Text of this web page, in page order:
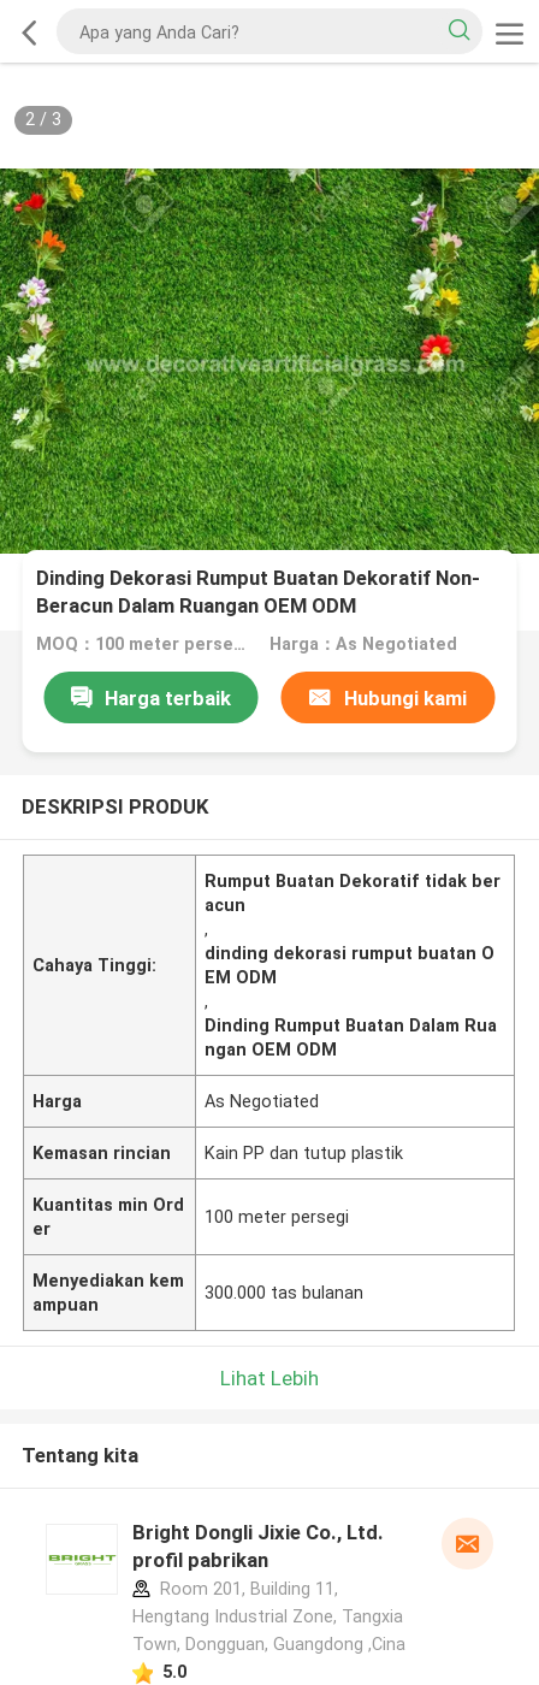
2/ 3
Dinding Dekorasi Rumput Buatan Dekoratif Non-
Beracun Dalam Ruangan OEM ODM
MOQ：100 meter persegi Harga：As Negotiated
Harga terbaik Hubungi kami
DESKRIPSI PRODUK
Cahaya Tinggi:
Rumput Buatan Dekoratif tidak ber
acun
,
dinding dekorasi rumput buatan O
EM ODM
,
Dinding Rumput Buatan Dalam Rua
ngan OEM ODM
Harga As Negotiated
Kemasan rincian Kain PP dan tutup plastik
Kuantitas min Ord
er
100 meter persegi
Menyediakan kem
ampuan
300.000 tas bulanan
Lihat Lebih
Tentang kita
Bright Dongli Jixie Co., Ltd.
profil pabrikan
Room 201, Building 11,
Hengtang Industrial Zone, Tangxia
Town, Dongguan, Guangdong ,Cina
5.0